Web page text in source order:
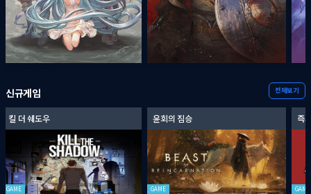
신규게임 전체보기
킬 더 쉐도우
GAME
윤회의 짐승
GAME
즉
GAME